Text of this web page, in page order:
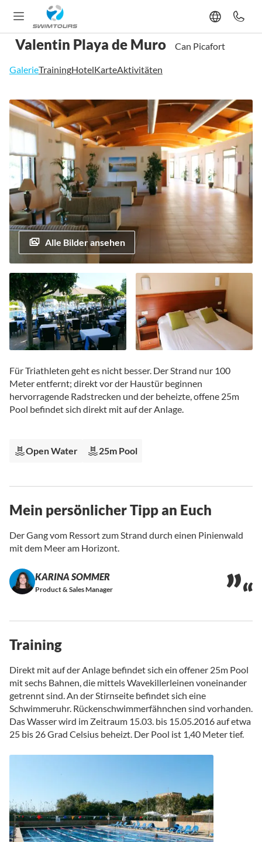
Valentin Playa de Muro Can Picafort
GalerieTrainingHotelKarteAktivitäten
Zum
Ende
der
Bildgalerie
springen
Alle Bilder ansehen
Anfang
der
Bildgalerie
springen
Für Triathleten geht es nicht besser. Der Strand nur 100
Meter entfernt; direkt vor der Haustür beginnen
hervorragende Radstrecken und der beheizte, offene 25m
Pool befindet sich direkt mit auf der Anlage.
Open Water 25m Pool
Mein persönlicher Tipp an Euch
Der Gang vom Ressort zum Strand durch einen Pinienwald
mit dem Meer am Horizont.
KARINA SOMMER
Product & Sales Manager
Training
Direkt mit auf der Anlage befindet sich ein offener 25m Pool
mit sechs Bahnen, die mittels Wavekillerleinen voneinander
getrennt sind. An der Stirnseite befindet sich eine
Schwimmeruhr. Rückenschwimmerfähnchen sind vorhanden.
Das Wasser wird im Zeitraum 15.03. bis 15.05.2016 auf etwa
25 bis 26 Grad Celsius beheizt. Der Pool ist 1,40 Meter tief.